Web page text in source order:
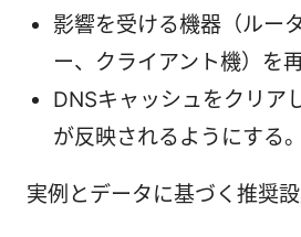
影響を受ける機器（ルー
ー、クライアント機）を再
DNSキャッシュをクリア
が反映されるようにする。
実例とデータに基づく推奨